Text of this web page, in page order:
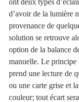
ont deux types
d’avoir de la lumière
provenance de
solution se retrouve
option de la balance
manuelle. Le principe
prend une lecture de
ou une carte grise et
couleur; tout écart